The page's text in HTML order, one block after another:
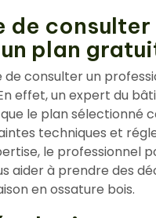
consulter
plan
consulter un
effet, un expert du
le plan sélectionné
techniques et
le professionnel
aider à prendre des
en ossature bois.